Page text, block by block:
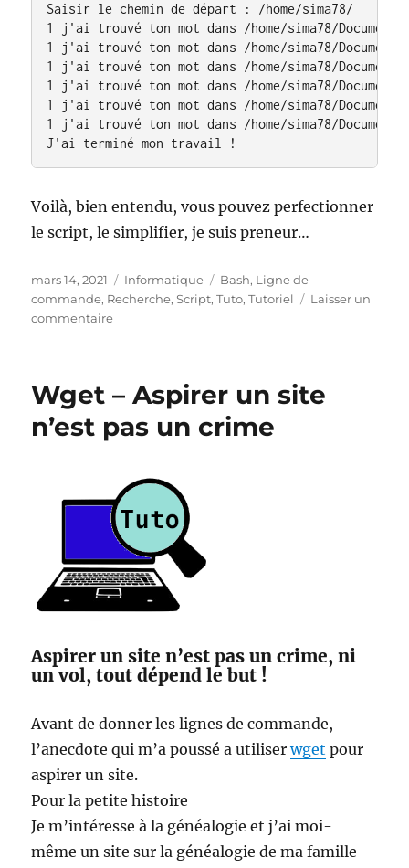
Saisir le chemin de départ : /home/sima78/
1 j'ai trouvé ton mot dans /home/sima78/
1 j'ai trouvé ton mot dans /home/sima78/
1 j'ai trouvé ton mot dans /home/sima78/
1 j'ai trouvé ton mot dans /home/sima78/
1 j'ai trouvé ton mot dans /home/sima78/
1 j'ai trouvé ton mot dans /home/sima78/
J'ai terminé mon travail !
Voilà, bien entendu, vous pouvez perfectionner
le script, le simplifier, je suis preneur…
Publié
le
mars 14, 2021 Catégories
Informatique Étiquettes
Bash, Ligne de
commande, Recherche,Script,Tuto,Tutoriel
Laisser un
commentairesur
un
de
ou
ods)
depuis
un
mot
clé
Wget – Aspirer un site
n’est pas un crime
Aspirer un site n’est pas un crime, ni
un vol, tout dépend le but !
Avant de donner les lignes de commande,
l’anecdote qui m’a poussé a utiliserwget pour
aspirer un site.
Pour la petite histoire
Je m’intéresse à la généalogie et j’ai moi-
même un site sur la généalogie de ma famille